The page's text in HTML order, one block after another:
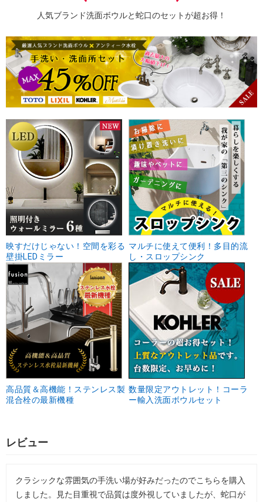
人気ブランド洗面ボウルと蛇口のセットが超お得！
映すだけじゃない！空間を彩る
壁掛LEDミラー
マルチに使えて便利！多目的流
し・スロップシンク
高品質＆高機能！ステンレス製
混合栓の最新機種
数量限定アウトレット！コーラ
ー輸入洗面ボウルセット
レビュー
クラシックな雰囲気の手洗い場が好みだったのでこちらを購入
しました。見た目重視で品質は度外視していましたが、蛇口が